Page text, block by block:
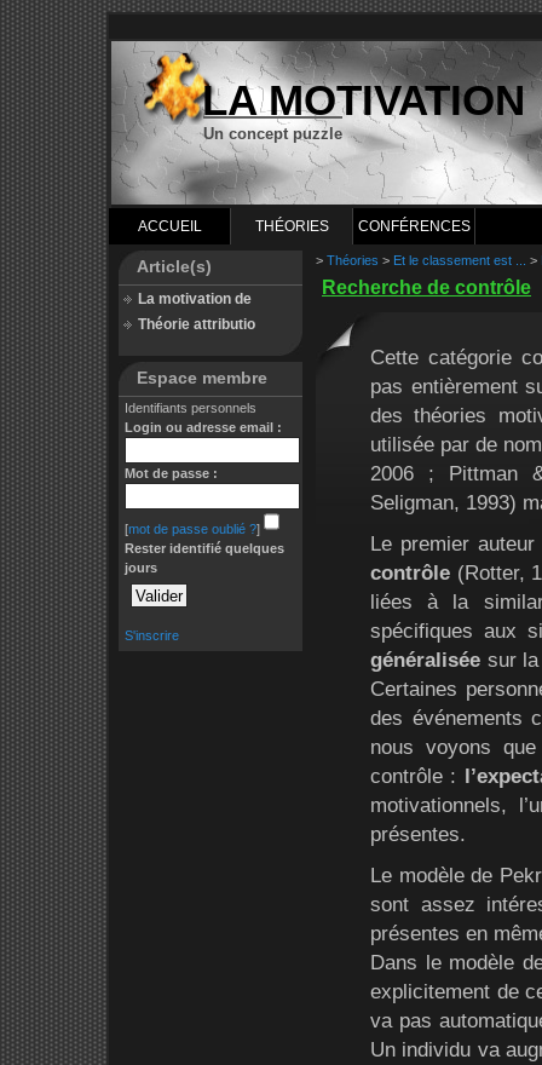
LA MOTIVATION
Un concept puzzle
ACCUEIL THÉORIES CONFÉRENCES
Article(s)
La motivation de
Théorie attributio
Espace membre
Identifiants personnels
Login ou adresse email :
Mot de passe :
[mot de passe oublié ?]
Rester identifié quelques
jours
S'inscrire
> Théories > Et le classement est ... >
Recherche de contrôle
Cette catégorie
pas entièrement
des théories
utilisée par de
2006 ; Pittman
Seligman, 1993)
Le premier
contrôle (Rotter,
liées à la
spécifiques aux
généralisée sur
Certaines
des événements
nous voyons
contrôle :
motivationnels,
présentes.
Le modèle de
sont assez
présentes en
Dans le modèle
explicitement de
va pas
Un individu va